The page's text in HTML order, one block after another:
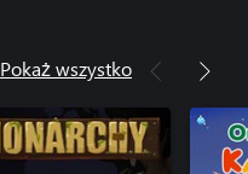
Pokaż wszystko